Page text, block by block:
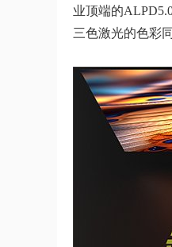
业顶端的
三色激光的色彩